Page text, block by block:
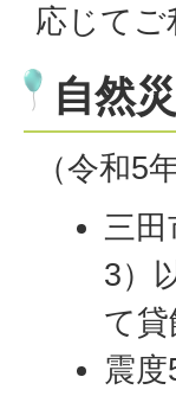
応じてご
自然
（令和5
三
3）
て貸
震